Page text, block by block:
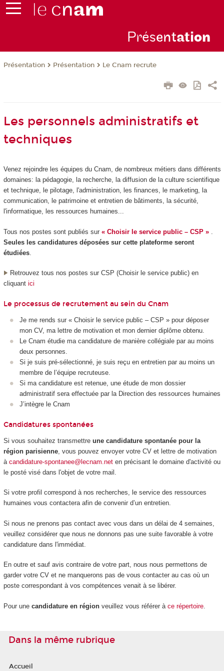
Présentation
Présentation Présentation Le Cnam recrute
Les personnels administratifs et
techniques
Venez rejoindre les équipes du Cnam, de nombreux métiers dans différents
domaines: la pédagogie, la recherche, la diffusion de la culture scientifique
et technique, le pilotage, l'administration, les finances, le marketing, la
communication, le patrimoine et entretien de bâtiments, la sécurité,
l'informatique, les ressources humaines...
Tous nos postes sont publiés sur « Choisir le service public – CSP »
Seules les candidatures déposées sur cette plateforme seront
étudiées.
Retrouvez tous nos postes sur CSP (Choisir le service public) en
cliquantici
Le processus de recrutement au sein du Cnam
Je me rends sur « Choisir le service public – CSP » pour déposer
mon CV, ma lettre de motivation et mon dernier diplôme obtenu.
Le Cnam étudie ma candidature de manière collégiale par au moins
deux personnes.
Si je suis pré-sélectionné, je suis reçu en entretien par au moins un
membre de l’équipe recruteuse.
Si ma candidature est retenue, une étude de mon dossier
administratif sera effectuée par la Direction des ressources humaines
J’intègre le Cnam
Candidatures spontanées
Si vous souhaitez transmettre une candidature spontanée pour la
région parisienne, vous pouvez envoyer votre CV et lettre de motivation
à candidature-spontanee@lecnam.neten précisant le domaine d'activité ou
le posté visé dans l'objet de votre mail.
Si votre profil correspond à nos recherches, le service des ressources
humaines vous contactera afin de convenir d’un entretien.
Si nous ne prenons pas contact avec vous dans un délai de 4 semaines,
veuillez considérer que nous ne donnons pas une suite favorable à votre
candidature dans l'immédiat.
En outre et sauf avis contraire de votre part, nous nous permettons de
garder votre CV et ne manquerons pas de vous contacter au cas où un
poste correspondant à vos compétences venait à se libérer.
Pour une candidature en régionveuillez vous référer à ce répertoire.
Dans la même rubrique
Accueil